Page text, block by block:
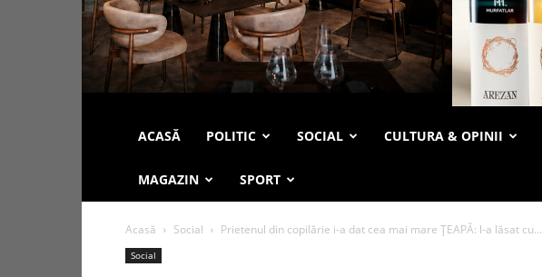
ACASĂ POLITIC SOCIAL CULTURA & OPINII
MAGAZIN SPORT
Acasă Social Prietenul din copilărie i-a dat cea mai mare ȚEAPĂ: l-a lăsat cu...
Social